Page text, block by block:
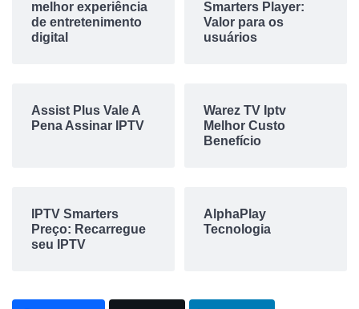
melhor experiência
de entretenimento
digital
Smarters Player:
Valor para os
usuários
Assist Plus Vale A
Pena Assinar IPTV
Warez TV Iptv
Melhor Custo
Benefício
IPTV Smarters
Preço: Recarregue
seu IPTV
AlphaPlay
Tecnologia